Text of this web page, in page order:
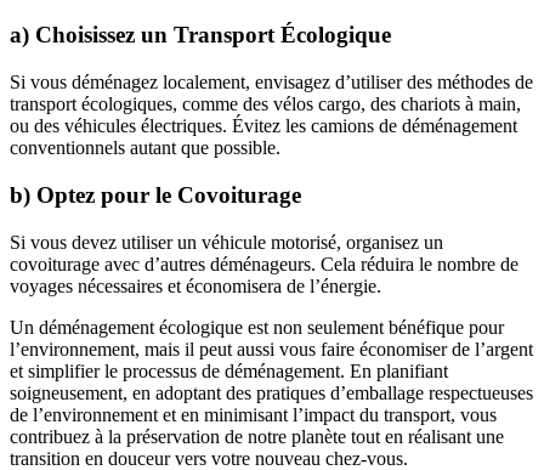
a) Choisissez un Transport Écologique
Si vous déménagez localement, envisagez d’utiliser des méthodes de
transport écologiques, comme des vélos cargo, des chariots à main,
ou des véhicules électriques. Évitez les camions de déménagement
conventionnels autant que possible.
b) Optez pour le Covoiturage
Si vous devez utiliser un véhicule motorisé, organisez un
covoiturage avec d’autres déménageurs. Cela réduira le nombre de
voyages nécessaires et économisera de l’énergie.
Un déménagement écologique est non seulement bénéfique pour
l’environnement, mais il peut aussi vous faire économiser de l’argent
et simplifier le processus de déménagement. En planifiant
soigneusement, en adoptant des pratiques d’emballage respectueuses
de l’environnement et en minimisant l’impact du transport, vous
contribuez à la préservation de notre planète tout en réalisant une
transition en douceur vers votre nouveau chez-vous.